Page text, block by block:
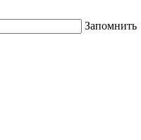
Запомнить